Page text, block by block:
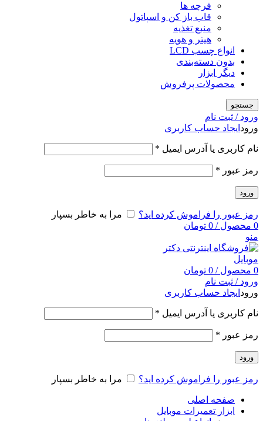
فرچه ها
قاب باز کن و اسپاتول
منبع تغذیه
هیتر و هویه
انواع چسب LCD
بدون دسته‌بندی
دیگر ابزار
محصولات پرفروش
جستجو
ورود / ثبت نام
ورود ایجاد حساب کاربری
نام کاربری یا آدرس ایمیل *
رمز عبور *
ورود
رمز عبور را فراموش کرده اید؟
مرا به خاطر بسپار
0 محصول /
0 تومان
منو
0 محصول /
0 تومان
ورود / ثبت نام
ورود ایجاد حساب کاربری
نام کاربری یا آدرس ایمیل *
رمز عبور *
ورود
رمز عبور را فراموش کرده اید؟ مرا به خاطر بسپار
صفحه اصلی
ابزار تعمیرات موبایل